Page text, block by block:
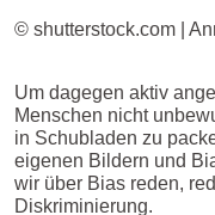
© shutterstock.com |
Um dagegen aktiv
Menschen nicht
in Schubladen zu
eigenen Bildern und
wir über Bias reden,
Diskriminierung.